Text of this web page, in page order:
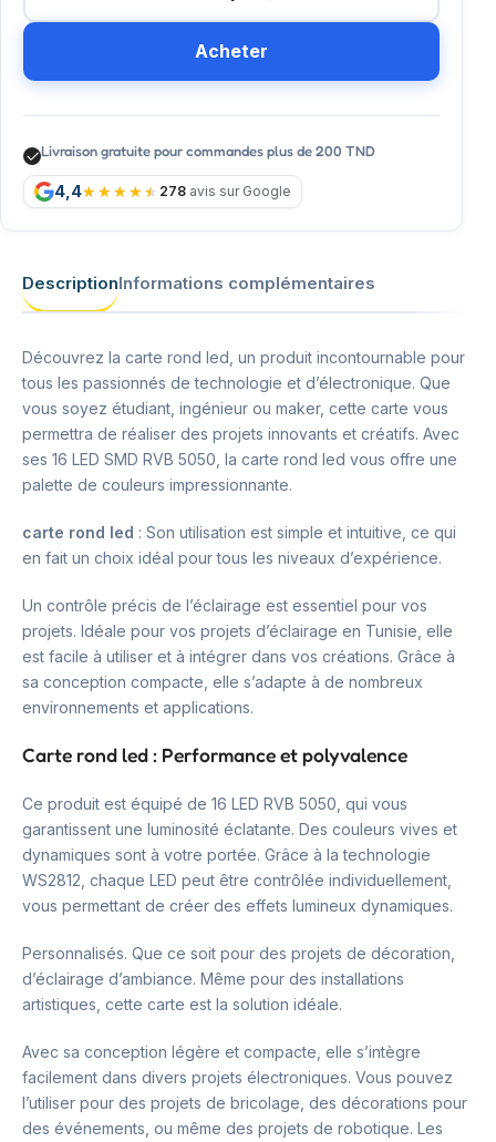
Acheter
Livraison gratuite pour commandes plus de 200 TND
4,4 278 avis sur Google
DescriptionInformations complémentaires
Découvrez la carte rond led, un produit incontournable pour
tous les passionnés de technologie et d’électronique. Que
vous soyez étudiant, ingénieur ou maker, cette carte vous
permettra de réaliser des projets innovants et créatifs. Avec
ses 16 LED SMD RVB 5050, la carte rond led vous offre une
palette de couleurs impressionnante.
carte rond led : Son utilisation est simple et intuitive, ce qui
en fait un choix idéal pour tous les niveaux d’expérience.
Un contrôle précis de l’éclairage est essentiel pour vos
projets. Idéale pour vos projets d’éclairage en Tunisie, elle
est facile à utiliser et à intégrer dans vos créations. Grâce à
sa conception compacte, elle s’adapte à de nombreux
environnements et applications.
Carte rond led : Performance et polyvalence
Ce produit est équipé de 16 LED RVB 5050, qui vous
garantissent une luminosité éclatante. Des couleurs vives et
dynamiques sont à votre portée. Grâce à la technologie
WS2812, chaque LED peut être contrôlée individuellement,
vous permettant de créer des effets lumineux dynamiques.
Personnalisés. Que ce soit pour des projets de décoration,
d’éclairage d’ambiance. Même pour des installations
artistiques, cette carte est la solution idéale.
Avec sa conception légère et compacte, elle s’intègre
facilement dans divers projets électroniques. Vous pouvez
l’utiliser pour des projets de bricolage, des décorations pour
des événements, ou même des projets de robotique. Les